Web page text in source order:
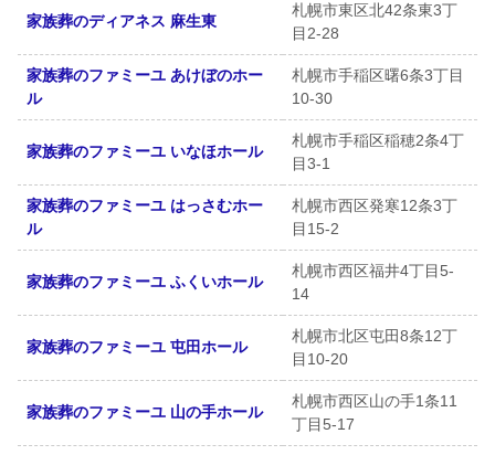
家族葬のディアネス 麻生東
札幌市東区北42条東3丁
目2-28
家族葬のファミーユ あけぼのホー
ル
札幌市手稲区曙6条3丁目
10-30
家族葬のファミーユ いなほホール
札幌市手稲区稲穂2条4丁
目3-1
家族葬のファミーユ はっさむホー
ル
札幌市西区発寒12条3丁
目15-2
家族葬のファミーユ ふくいホール
札幌市西区福井4丁目5-
14
家族葬のファミーユ 屯田ホール
札幌市北区屯田8条12丁
目10-20
家族葬のファミーユ 山の手ホール
札幌市西区山の手1条11
丁目5-17